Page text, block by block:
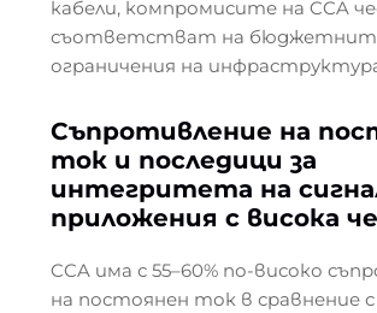
кабели, компромисите на CCA
съответстват на
ограничения на
Съпротивление на
ток и последици за
интегритета на
приложения с висока
CCA има с 55–60% по-високо
на постоянен ток в сравнение